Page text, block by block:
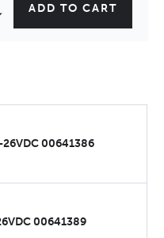
ADD TO CART
26VDC 00641386
00641389